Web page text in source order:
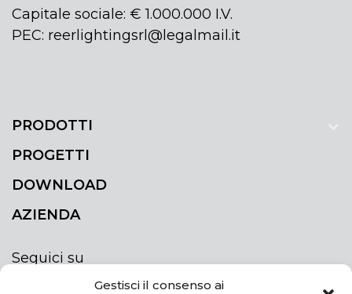
Gestisci il consenso ai
Capitale sociale: € 1.000.000 I.V.
PEC: reerlightingsrl@legalmail.it
PRODOTTI
PROGETTI
DOWNLOAD
AZIENDA
Seguici su